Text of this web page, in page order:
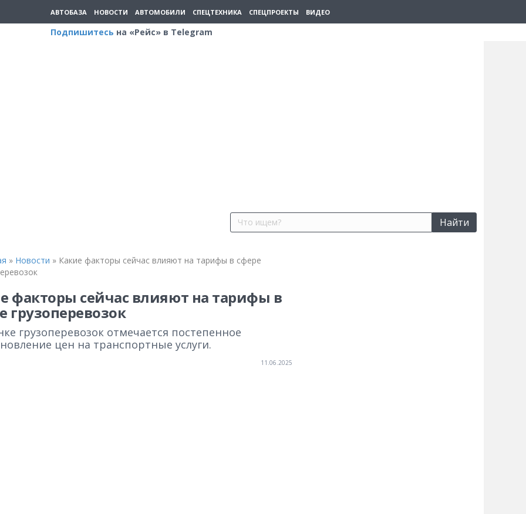
АВТОБАЗА НОВОСТИ АВТОМОБИЛИ СПЕЦТЕХНИКА СПЕЦПРОЕКТЫ ВИДЕО
Подпишитесь на «Рейс» в Telegram
Найти
» Новости » Какие факторы сейчас влияют на тарифы в сфере
факторы сейчас влияют на тарифы в
грузоперевозок
грузоперевозок отмечается постепенное
цен на транспортные услуги.
11.06.2025